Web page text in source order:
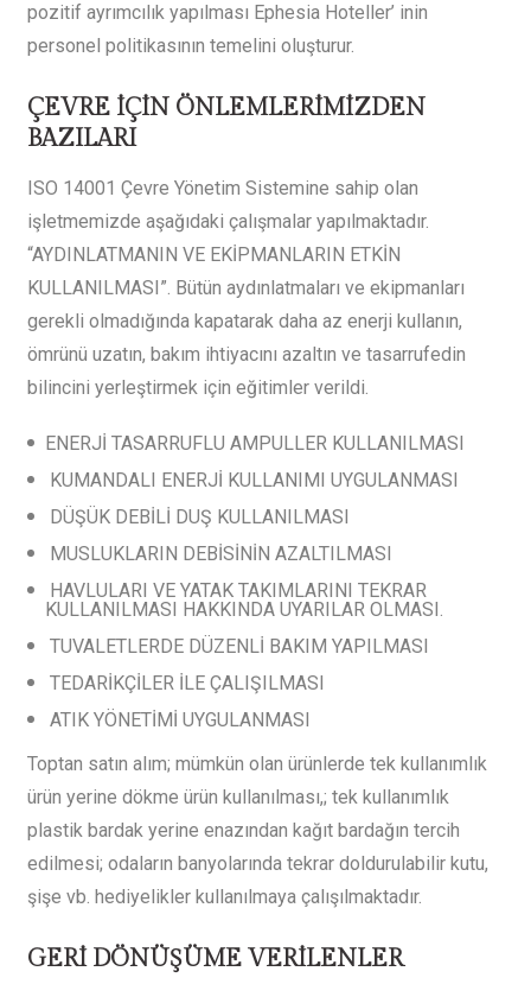
pozitif ayrımcılık yapılması Ephesia Hoteller’ inin
personel politikasının temelini oluşturur.
ÇEVRE İÇİN ÖNLEMLERİMİZDEN
BAZILARI
ISO 14001 Çevre Yönetim Sistemine sahip olan
işletmemizde aşağıdaki çalışmalar yapılmaktadır.
“AYDINLATMANIN VE EKİPMANLARIN ETKİN
KULLANILMASI”. Bütün aydınlatmaları ve ekipmanları
gerekli olmadığında kapatarak daha az enerji kullanın,
ömrünü uzatın, bakım ihtiyacını azaltın ve tasarrufedin
bilincini yerleştirmek için eğitimler verildi.
ENERJİ TASARRUFLU AMPULLER KULLANILMASI
KUMANDALI ENERJİ KULLANIMI UYGULANMASI
DÜŞÜK DEBİLİ DUŞ KULLANILMASI
MUSLUKLARIN DEBİSİNİN AZALTILMASI
HAVLULARI VE YATAK TAKIMLARINI TEKRAR
KULLANILMASI HAKKINDA UYARILAR OLMASI.
TUVALETLERDE DÜZENLİ BAKIM YAPILMASI
TEDARİKÇİLER İLE ÇALIŞILMASI
ATIK YÖNETİMİ UYGULANMASI
Toptan satın alım; mümkün olan ürünlerde tek kullanımlık
ürün yerine dökme ürün kullanılması,; tek kullanımlık
plastik bardak yerine enazından kağıt bardağın tercih
edilmesi; odaların banyolarında tekrar doldurulabilir kutu,
şişe vb. hediyelikler kullanılmaya çalışılmaktadır.
GERİ DÖNÜŞÜME VERİLENLER­